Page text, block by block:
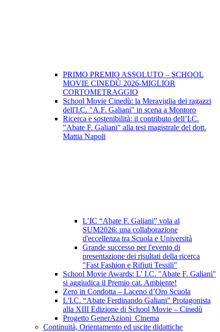
PRIMO PREMIO ASSOLUTO – SCHOOL
MOVIE CINEDÙ 2026-MIGLIOR
CORTOMETRAGGIO
School Movie Cinedù: la Meraviglia dei ragazzi
dell'I.C. "A.F. Galiani" in scena a Montoro
Ricerca e sostenibilità: il contributo dell’I.C.
"Abate F. Galiani" alla tesi magistrale del dott.
Mattia Napoli
L’IC “Abate F. Galiani” vola al
SUM2026: una collaborazione
d'eccellenza tra Scuola e Università
Grande successo per l'evento di
presentazione dei risultati della ricerca
"Fast Fashion e Rifiuti Tessili"
School Movie Awards: L' I.C. "Abate F. Galiani"
si aggiudica il Premio cat. Ambiente!
Zero in Condotta – Laceno d’Oro Scuola
L'I.C. “Abate Ferdinando Galiani” Protagonista
alla XIII Edizione di School Movie – Cinedù
Progetto GenerAzioni_Cinema
Continuità, Orientamento ed uscite didattiche